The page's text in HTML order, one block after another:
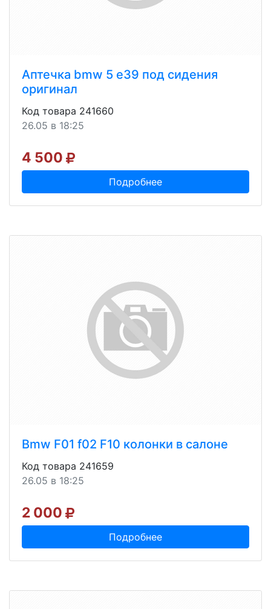
Аптечка bmw 5 e39 под сидения
оригинал
Код товара 241660
26.05 в 18:25
4 500
Подробнее
Bmw F01 f02 F10 колонки в салоне
Код товара 241659
26.05 в 18:25
2 000
Подробнее